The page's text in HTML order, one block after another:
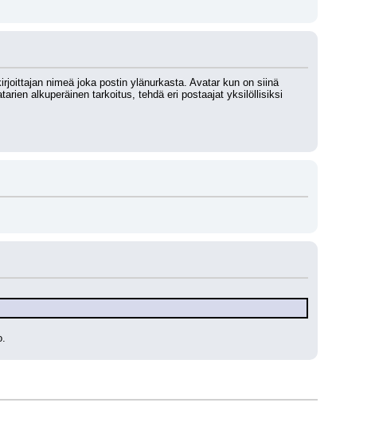
nimeä joka postin ylänurkasta. Avatar kun on siinä
alkuperäinen tarkoitus, tehdä eri postaajat yksilöllisiksi